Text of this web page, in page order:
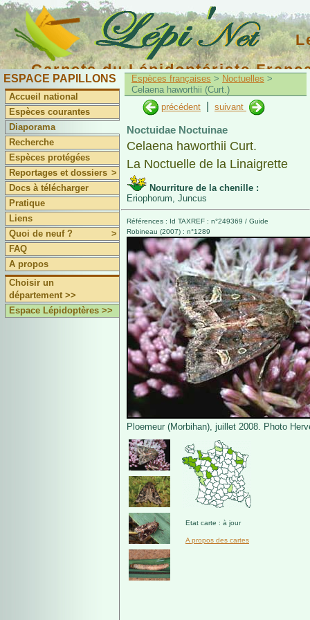
Carnets du Lépidoptériste
ESPACE PAPILLONS
Accueil national
Espèces courantes
Diaporama
Recherche
Espèces protégées
Reportages et dossiers >
Docs à télécharger
Pratique
Liens
Quoi de neuf ?
>
FAQ
A propos
Choisir un
département >>
Espace Lépidoptères >>
Espèces françaises > Noctuelles >
Celaena haworthii (Curt.)
précédent
suivant
Noctuidae Noctuinae
Celaena haworthii Curt.
La Noctuelle de la Linaigrette
Nourriture de la chenille :
Eriophorum, Juncus
Références : Id TAXREF : n°249369 / Guide
Robineau (2007) : n°1289
Ploemeur (Morbihan), juillet 2008. Photo
Etat carte : à jour
A propos des cartes